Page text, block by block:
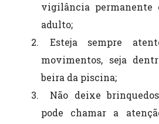
vigilância
adulto;
Esteja sempre
movimentos, seja
beira da piscina;
Não deixe
pode chamar a